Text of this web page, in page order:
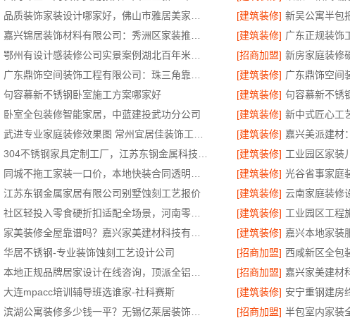
[建筑装修] 新吴公寓半包
[建筑装修] 广东正规装饰
[招商加盟]
[建筑装修]
句容慕新不锈钢卧室施工方案哪家好 [建筑装修] 句容慕新不锈
卧室全包装修智能家居，中蓝建投武功分公司 [建筑装修]
[建筑装修] 嘉兴美派建材
[建筑装修] 工业园区家装
[建筑装修]
江苏东钢金属家居有限公司别墅蚀刻工艺报价 [建筑装修]
[建筑装修]
[建筑装修]
华居不锈钢-专业装饰蚀刻工艺设计公司 [招商加盟]
[招商加盟]
大连mpacc培训辅导班选谁家-社科赛斯 [建筑装修]
[招商加盟]